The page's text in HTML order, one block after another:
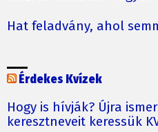
Hat feladvány, ahol
Érdekes Kvízek
Hogy is hívják? Újra
keresztneveit keressük